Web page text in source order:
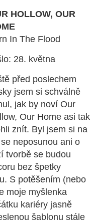
HOLLOW, OUR
In The Flood
28. května
před poslechem
jsem si schválně
jak by noví Our
Our Home asi tak
znít. Byl jsem si na
neposunou ani o
tvorbě se budou
bez špetky
S potěšením (nebo
moje myšlenka
kariéry jasně
šablonu stále